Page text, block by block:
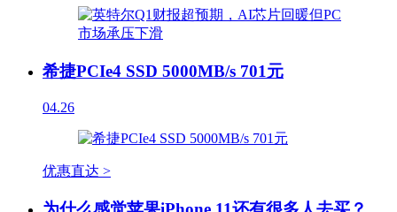
希捷PCIe4 SSD 5000MB/s 701元
04.26
优惠直达 >